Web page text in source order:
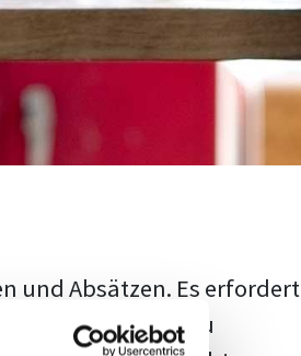
und Absätzen. Es erfordert
adäquat zu